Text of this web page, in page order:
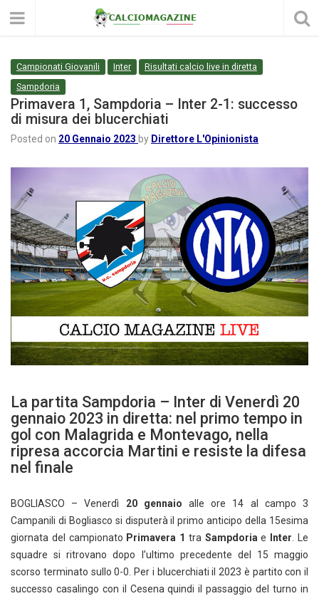
Campionati Giovanili Inter
Risultati calcio live in diretta
Sampdoria
Primavera 1, Sampdoria – Inter 2-1: successo
di misura dei blucerchiati
Posted on 20 Gennaio 2023 by Direttore L'Opinionista
La partita Sampdoria – Inter di Venerdì 20
gennaio 2023 in diretta: nel primo tempo in
gol con Malagrida e Montevago, nella
ripresa accorcia Martini e resiste la difesa
nel finale
BOGLIASCO – Venerdì 20 gennaio alle ore 14 al campo 3
Campanili di Bogliasco si disputerà il primo anticipo della 15esima
giornata del campionato Primavera 1 tra Sampdoriae Inter. Le
squadre si ritrovano dopo l’ultimo precedente del 15 maggio
scorso terminato sullo 0-0. Per i blucerchiati il 2023 è partito con il
successo casalingo con il Cesena quindi il passaggio del turno in